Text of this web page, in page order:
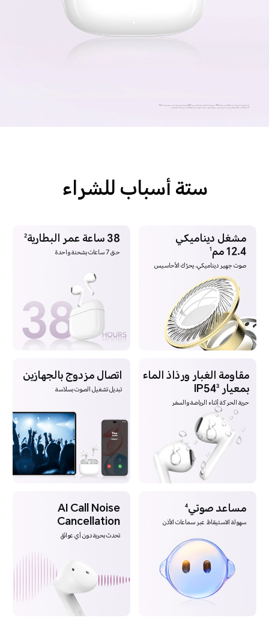
*تم الحصول على بيانات عمر البطارية من مختبر GEG، وتم إجراء الاختبارات باستخدام ترميز AAC وتشغيل الموسيقى على مستوى صوت 50%.
*قد يختلف عمر البطارية الفعلي حسب عوامل مثل مستوى الصوت، مصدر الصوت، البيئة، وظائف المنتج، وعادات الاستخدام.
ستة أسباب للشراء
مشغل ديناميكي
12.4 مم 1
صوت جهير ديناميكي، يحرّك الأحاسيس
اتصال مزدوج بالجهازين
تبديل تشغيل الصوت بسلاسة
38 ساعة عمر البطارية 2
حتى 7 ساعات بشحنة واحدة
مقاومة الغبار ورذاذ الماء
بمعيار IP543
حرية الحركة أثناء الرياضة والسفر
مساعد صوتي4
سهولة الاستيقاظ عبر سماعات الأذن
AI Call Noise
Cancellation
تحدث بحرية دون أي عوائق